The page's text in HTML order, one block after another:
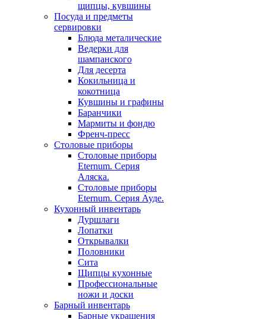
щипцы, кувшины
Посуда и предметы
сервировки
Блюда металические
Ведерки для
шампанского
Для десерта
Кокильница и
кокотница
Кувшины и графины
Баранчики
Мармиты и фондю
Френч-пресс
Столовые приборы
Столовые приборы
Eternum. Серия
Аляска.
Столовые приборы
Eternum. Серия Ауде.
Кухонный инвентарь
Дуршлаги
Лопатки
Открывалки
Половники
Сита
Щипцы кухонные
Профессиональные
ножи и доски
Барный инвентарь
Барные украшения